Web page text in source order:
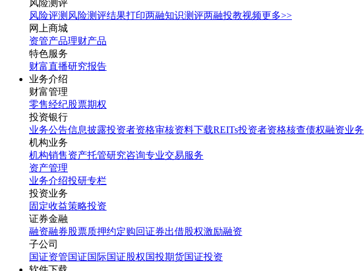
风险测评
风险评测 风险测评结果打印两融知识测评两融投教视频更多>>
网上商城
资管产品理财产品
特色服务
财富直播研究报告
业务介绍
财富管理
零售经纪股票期权
投资银行
业务公告信息披露投资者资格审核资料下载REITs投资者资格核查债权融资业务
机构业务
机构销售资产托管研究咨询专业交易服务
资产管理
业务介绍投研专栏
投资业务
固定收益策略投资
证券金融
融资融券股票质押约定购回证券出借股权激励融资
子公司
国证资管国证国际国证股权国投期货国证投资